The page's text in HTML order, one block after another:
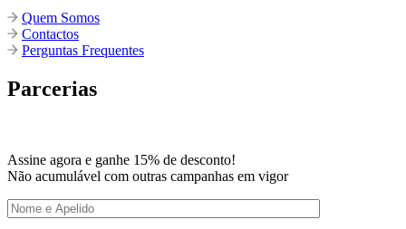
Quem Somos
Contactos
Perguntas Frequentes
Parcerias
Assine agora e ganhe 15% de desconto!
Não acumulável com outras campanhas em vigor